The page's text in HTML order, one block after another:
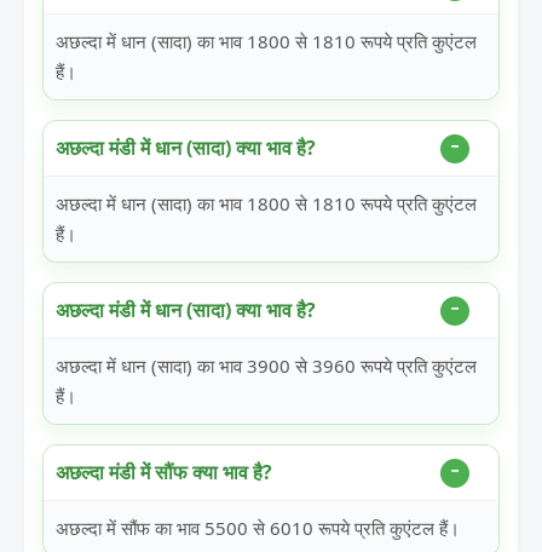
अछल्दा में धान (सादा) का भाव 1800 से 1810 रूपये प्रति कुएंटल
हैं।
अछल्दा मंडी में धान (सादा) क्या भाव है?
अछल्दा में धान (सादा) का भाव 1800 से 1810 रूपये प्रति कुएंटल
हैं।
अछल्दा मंडी में धान (सादा) क्या भाव है?
अछल्दा में धान (सादा) का भाव 3900 से 3960 रूपये प्रति कुएंटल
हैं।
अछल्दा मंडी में सौंफ क्या भाव है?
अछल्दा में सौंफ का भाव 5500 से 6010 रूपये प्रति कुएंटल हैं।